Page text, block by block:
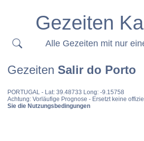
Gezeiten
Alle Gezeiten mit nur
Gezeiten Salir do Porto
PORTUGAL - Lat: 39.48733 Long: -9.15758
Achtung: Vorläufige Prognose - Ersetzt keine
Sie die Nutzungsbedingungen